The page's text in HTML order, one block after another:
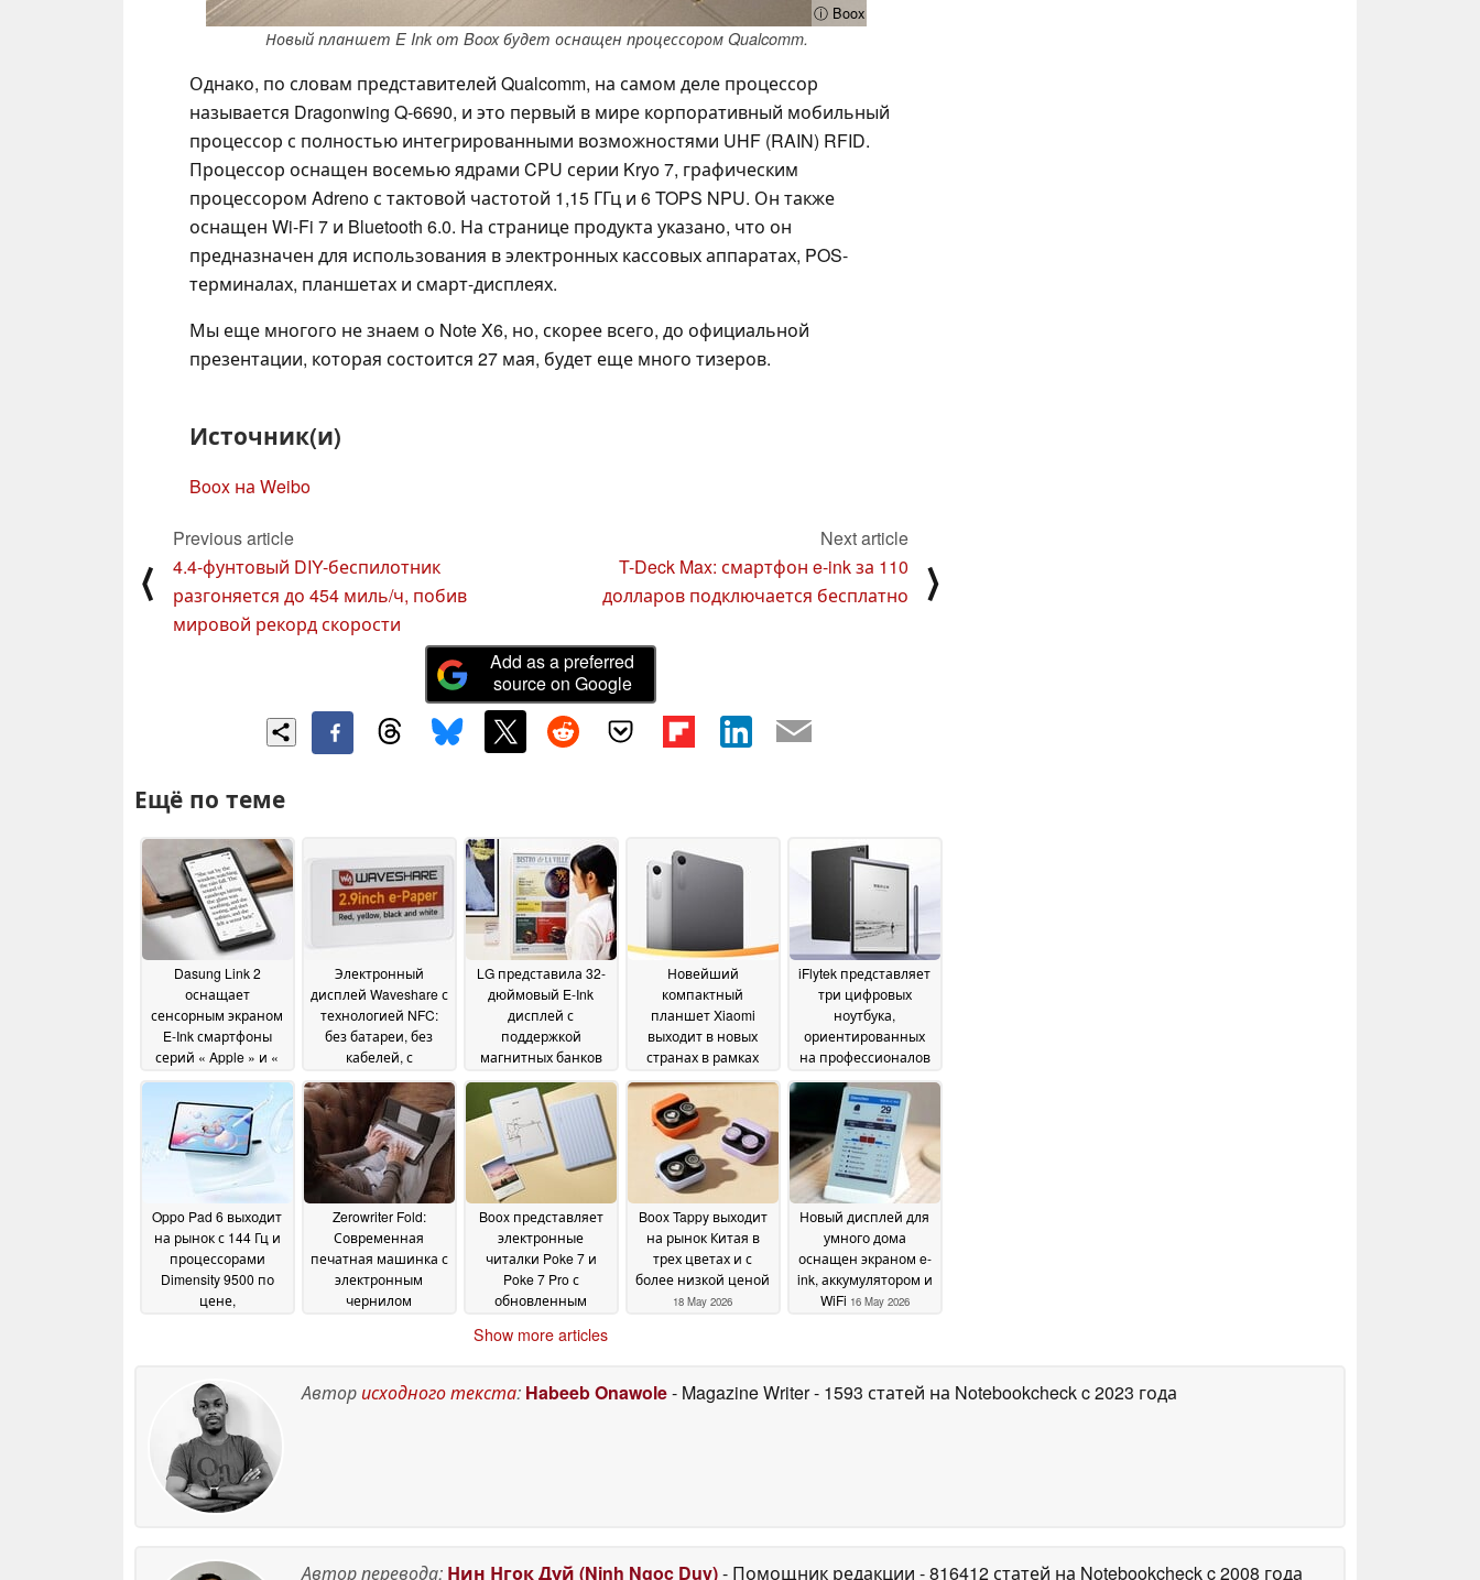
ⓘ Boox
Новый планшет E Ink от Boox будет оснащен процессором Qualcomm.
Однако, по словам представителей Qualcomm, на самом деле процессор
называется Dragonwing Q-6690, и это первый в мире корпоративный мобильный
процессор с полностью интегрированными возможностями UHF (RAIN) RFID.
Процессор оснащен восемью ядрами CPU серии Kryo 7, графическим
процессором Adreno с тактовой частотой 1,15 ГГц и 6 TOPS NPU. Он также
оснащен Wi-Fi 7 и Bluetooth 6.0. На странице продукта указано, что он
предназначен для использования в электронных кассовых аппаратах, POS-
терминалах, планшетах и смарт-дисплеях.
Мы еще многого не знаем о Note X6, но, скорее всего, до официальной
презентации, которая состоится 27 мая, будет еще много тизеров.
Источник(и)
Boox на Weibo
⟨
Previous article
4.4-фунтовый DIY-беспилотник
разгоняется до 454 миль/ч, побив
мировой рекорд скорости
Next article
T-Deck Max: смартфон e-ink за 110
долларов подключается бесплатно
⟩
Add as a preferred
source on Google
Ещё по теме
Dasung Link 2
оснащает
сенсорным экраном
E-Ink смартфоны
серий « Apple » и «
26 June 2026
Электронный
дисплей Waveshare с
технологией NFC:
без батареи, без
кабелей, с
цветного контента20
June 2026
LG представила 32-
дюймовый E-Ink
дисплей с
поддержкой
магнитных банков
02 June
2026
Новейший
компактный
планшет Xiaomi
выходит в новых
странах в рамках
выпуска
iFlytek представляет
три цифровых
ноутбука,
ориентированных
на профессионалов
26 May 2026
Oppo Pad 6 выходит
на рынок с 144 Гц и
процессорами
Dimensity 9500 по
цене,
Zerowriter Fold:
Современная
печатная машинка с
электронным
чернилом
22 May 2026
Boox представляет
электронные
читалки Poke 7 и
Poke 7 Pro с
обновленным
Boox Tappy выходит
на рынок Китая в
трех цветах и с
более низкой ценой
18 May 2026
Новый дисплей для
умного дома
оснащен экраном e-
ink, аккумулятором и
WiFi 16 May 2026
Show more articles
Авторисходного текста: Habeeb Onawole- Magazine Writer- 1593 статей на Notebookcheckc 2023 года
Автор перевода: Нин Нгок Дуй (Ninh Ngoc Duy)- Помощник редакции - 816412 статей на Notebookcheckc 2008 года